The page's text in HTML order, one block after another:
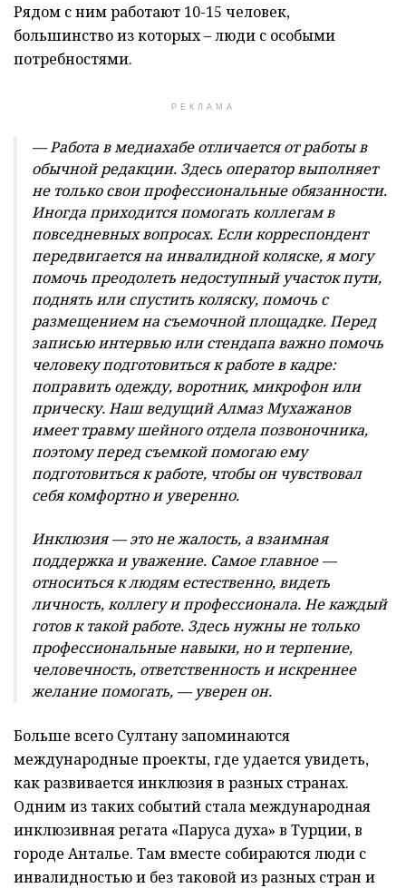
Рядом с ним работают 10-15 человек,
большинство из которых – люди с особыми
потребностями.
РЕКЛАМА
— Работа в медиахабе отличается от работы в
обычной редакции. Здесь оператор выполняет
не только свои профессиональные обязанности.
Иногда приходится помогать коллегам в
повседневных вопросах. Если корреспондент
передвигается на инвалидной коляске, я могу
помочь преодолеть недоступный участок пути,
поднять или спустить коляску, помочь с
размещением на съемочной площадке. Перед
записью интервью или стендапа важно помочь
человеку подготовиться к работе в кадре:
поправить одежду, воротник, микрофон или
прическу. Наш ведущий Алмаз Мухажанов
имеет травму шейного отдела позвоночника,
поэтому перед съемкой помогаю ему
подготовиться к работе, чтобы он чувствовал
себя комфортно и уверенно.
Инклюзия — это не жалость, а взаимная
поддержка и уважение. Самое главное —
относиться к людям естественно, видеть
личность, коллегу и профессионала. Не каждый
готов к такой работе. Здесь нужны не только
профессиональные навыки, но и терпение,
человечность, ответственность и искреннее
желание помогать, — уверен он.
Больше всего Султану запоминаются
международные проекты, где удается увидеть,
как развивается инклюзия в разных странах.
Одним из таких событий стала международная
инклюзивная регата «Паруса духа» в Турции, в
городе Анталье. Там вместе собираются люди с
инвалидностью и без таковой из разных стран и